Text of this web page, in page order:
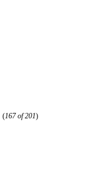
(167 of 201)